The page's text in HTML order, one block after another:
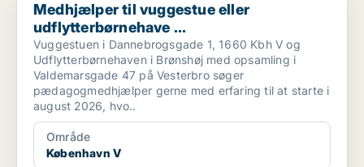
Medhjælper til vuggestue eller
udflytterbørnehave ...
Vuggestuen i Dannebrogsgade 1, 1660 Kbh V og
Udflytterbørnehaven i Brønshøj med opsamling i
Valdemarsgade 47 på Vesterbro søger
pædagogmedhjælper gerne med erfaring til at starte i
august 2026, hvo..
Område
København V